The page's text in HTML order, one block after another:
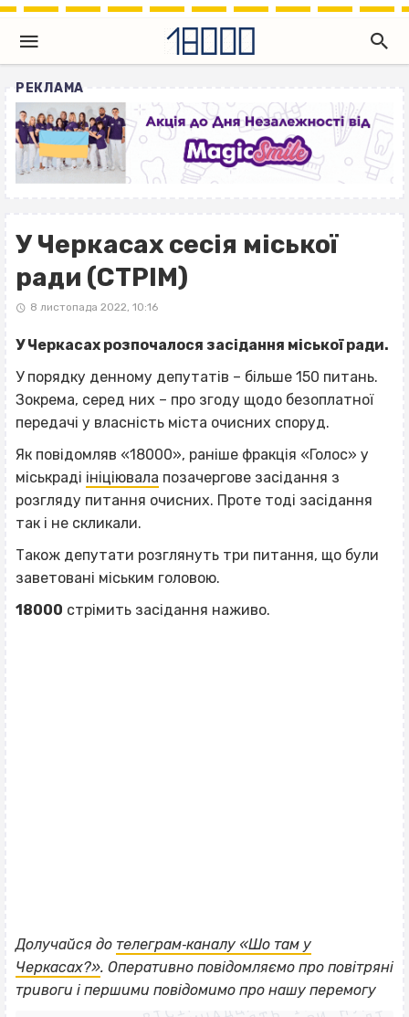
РЕКЛАМА
У Черкасах сесія міської
ради (СТРІМ)
8 листопада 2022, 10:16
У Черкасах розпочалося засідання міської ради.
У порядку денному депутатів – більше 150 питань.
Зокрема, серед них – про згоду щодо безоплатної
передачі у власність міста очисних споруд.
Як повідомляв «18000», раніше фракція «Голос» у
міськраді ініціювала позачергове засідання з
розгляду питання очисних. Проте тоді засідання
так і не скликали.
Також депутати розглянуть три питання, що були
заветовані міським головою.
18000 стрімить засідання наживо.
Долучайся до телеграм‐каналу «Шо там у
Черкасах?». Оперативно повідомляємо про повітряні
тривоги і першими повідомимо про нашу перемогу
ВІСІМНАДЦЯТЬ ТРИ НУЛІ